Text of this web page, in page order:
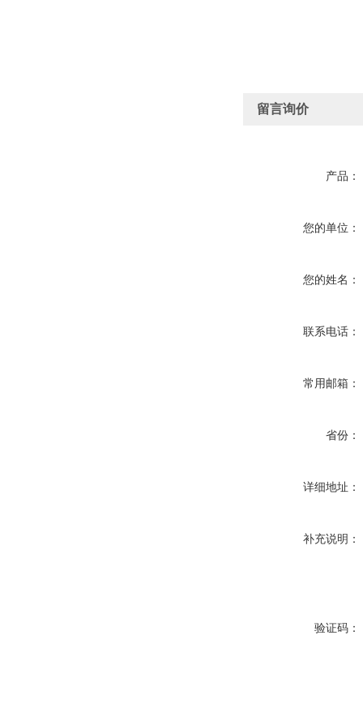
留言询价
产品：
您的单位：
您的姓名：
联系电话：
常用邮箱：
省份：
详细地址：
补充说明：
验证码：